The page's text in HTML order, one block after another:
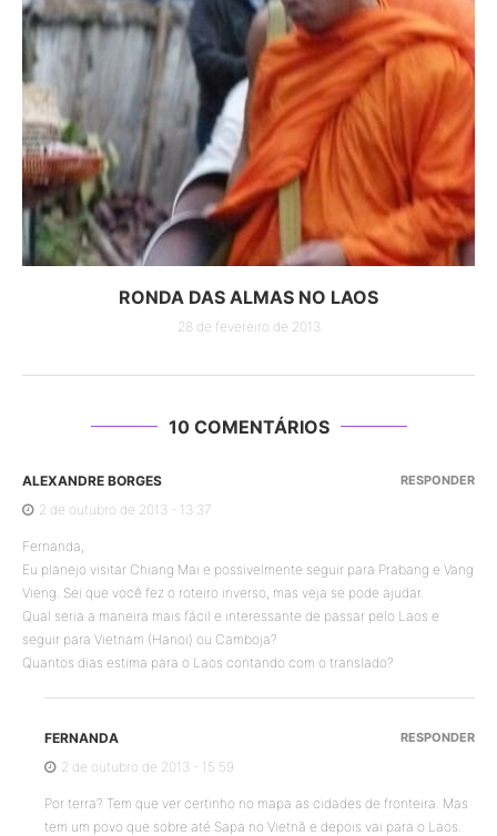
RONDA DAS ALMAS NO LAOS
28 de fevereiro de 2013
10 COMENTÁRIOS
ALEXANDRE BORGES
2 de outubro de 2013 - 13:37
Fernanda,
Eu planejo visitar Chiang Mai e possivelmente seguir para Prabang e Vang
Vieng. Sei que você fez o roteiro inverso, mas veja se pode ajudar.
Qual seria a maneira mais fácil e interessante de passar pelo Laos e
seguir para Vietnam (Hanoi) ou Camboja?
Quantos dias estima para o Laos contando com o translado?
RESPONDER
FERNANDA
2 de outubro de 2013 - 15:59
Por terra? Tem que ver certinho no mapa as cidades de fronteira. Mas
tem um povo que sobre até Sapa no Vietnã e depois vai para o Laos.
RESPONDER